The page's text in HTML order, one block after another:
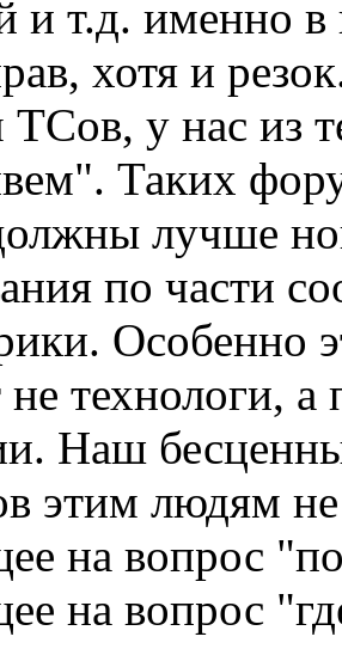
и т.д. именно
хотя и
ТСов, у нас из
Таких
лучше
по части
Особенно
технологи, а
Наш
этим людям
на вопрос
на вопрос